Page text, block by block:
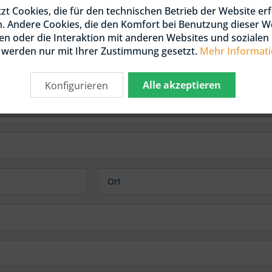
/ DOUGLASIE
/ KDI
UND LATTEN
/ DOUGLASIE
Cookies, die für den technischen Betrieb der Website
Andere Cookies, die den Komfort bei Benutzung dieser
oder die Interaktion mit anderen Websites und sozialen
nur mit Ihrer Zustimmung gesetzt. Mehr
Alle akzeptieren
Konfigurieren